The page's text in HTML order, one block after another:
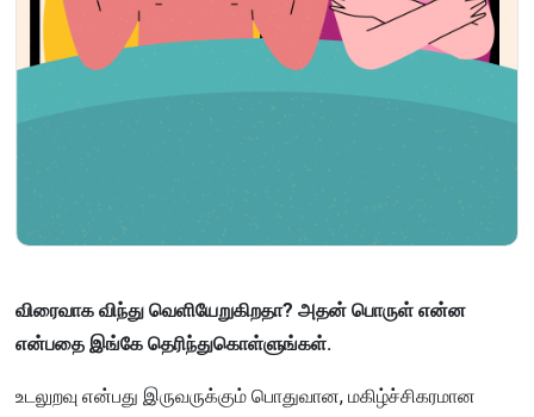
விரைவாக விந்து வெளியேறுகிறதா? அதன் பொருள் என்ன
என்பதை இங்கே தெரிந்துகொள்ளுங்கள்.
உடலுறவு என்பது இருவருக்கும் பொதுவான, மகிழ்ச்சிகரமான